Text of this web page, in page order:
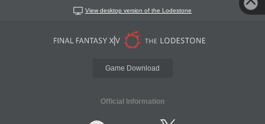
View desktop version of the Lodestone
Game Download
Official Information